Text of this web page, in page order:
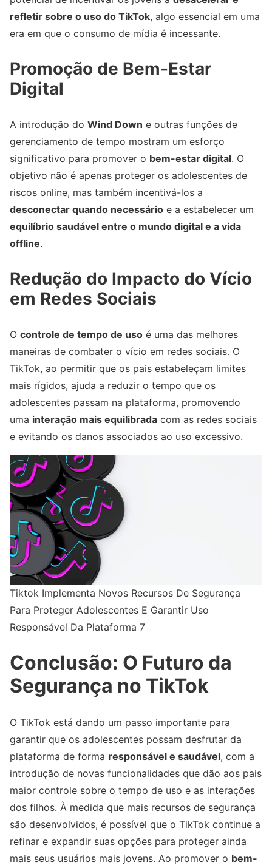
refletir sobre o uso do TikTok, algo essencial em uma
era em que o consumo de mídia é incessante.
Promoção de Bem-Estar
Digital
A introdução do Wind Down e outras funções de
gerenciamento de tempo mostram um esforço
significativo para promover o bem-estar digital. O
objetivo não é apenas proteger os adolescentes de
riscos online, mas também incentivá-los a
desconectar quando necessário e a estabelecer um
equilíbrio saudável entre o mundo digital e a vida
offline.
Redução do Impacto do Vício
em Redes Sociais
O controle de tempo de uso é uma das melhores
maneiras de combater o vício em redes sociais. O
TikTok, ao permitir que os pais estabeleçam limites
mais rígidos, ajuda a reduzir o tempo que os
adolescentes passam na plataforma, promovendo
uma interação mais equilibrada com as redes sociais
e evitando os danos associados ao uso excessivo.
Tiktok Implementa Novos Recursos De Segurança
Para Proteger Adolescentes E Garantir Uso
Responsável Da Plataforma 7
Conclusão: O Futuro da
Segurança no TikTok
O TikTok está dando um passo importante para
garantir que os adolescentes possam desfrutar da
plataforma de forma responsável e saudável, com a
introdução de novas funcionalidades que dão aos pais
maior controle sobre o tempo de uso e as interações
dos filhos. À medida que mais recursos de segurança
são desenvolvidos, é possível que o TikTok continue a
refinar e expandir suas opções para proteger ainda
mais seus usuários mais jovens. Ao promover o bem-